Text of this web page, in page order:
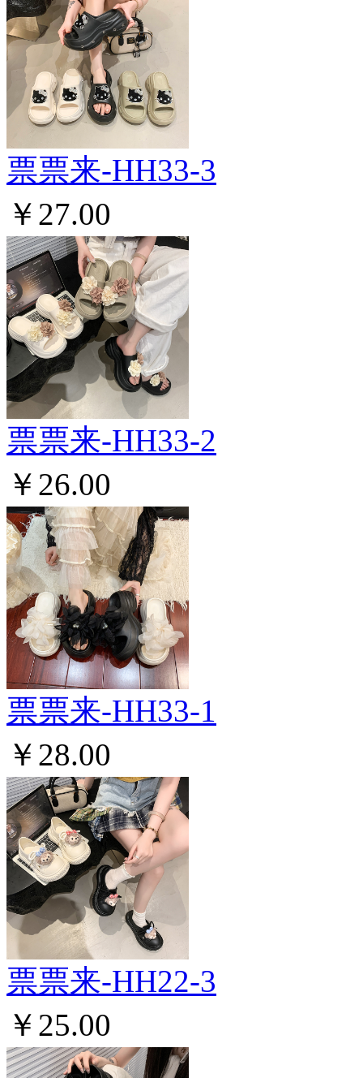
票票来-HH33-3
￥27.00
票票来-HH33-2
￥26.00
票票来-HH33-1
￥28.00
票票来-HH22-3
￥25.00